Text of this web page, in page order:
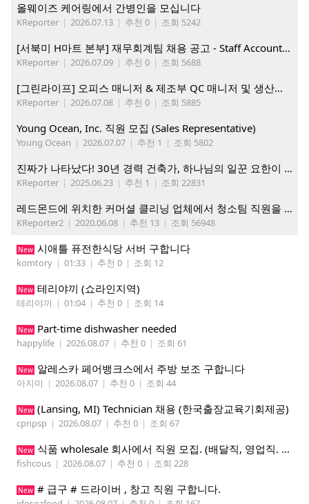
올웨이즈 케어링에서 간병인을 모십니다
KReporter | 2026.07.13 | 추천 0 | 조회 5242
[서북미 H마트 본부] 재무회계팀 채용 공고 - Staff Accountant
KReporter | 2026.07.09 | 추천 0 | 조회 5688
[그린라이프] 오피스 매니저 & 제조부 QC 매니저 및 생산직, 웨어하우스 직원 모집
KReporter | 2026.07.08 | 추천 0 | 조회 5885
Young Ocean, Inc. 직원 모집 (Sales Representative)
Young Ocean | 2026.07.07 | 추천 1 | 조회 5802
진짜가 나타났다! 30년 경력 건축가, 하나님의 일꾼 요한이 책임 시공합니다.
KReporter | 2025.06.23 | 추천 1 | 조회 22831
레드몬드에 위치한 커머셜 클리닝 업체에서 청소팀 직원을 모집합니다.
KReporter2 | 2020.06.08 | 추천 13 | 조회 56948
New 시애틀 퓨전한식당 서버 구합니다
komtory | 01:33 | 추천 0 | 조회 12
New 테리야끼 (쇼라인지역)
테리야끼 | 01:04 | 추천 0 | 조회 14
New Part-time dishwasher needed
happylife | 2026.08.07 | 추천 0 | 조회 61
New 알레스카 페어뱅크스에서 주방 보조 구합니다
아지미 | 2026.08.07 | 추천 0 | 조회 44
New (Lansing, MI) Technician 채용 (한국출장교육기회제공)
cpnpsp | 2026.08.07 | 추천 0 | 조회 67
New 식품 wholesale 회사에서 직원 모집. (배달직, 영업직. 창고 관리직)
fishcous | 2026.08.07 | 추천 0 | 조회 228
New # 급구 # 드라이버 , 창고 직원 구합니다.